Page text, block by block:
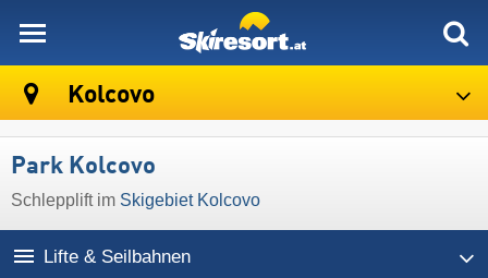
Kolcovo
Park Kolcovo
Schlepplift im Skigebiet Kolcovo
Lifte & Seilbahnen